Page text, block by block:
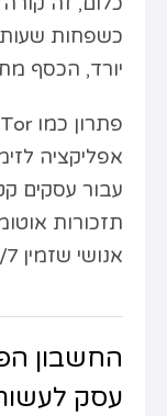
כשפחות שעות
יורד, הכסף
אפליקציה
עבור עסקים
תזכורות
אנושי שזמין 24/7.
החשבון
עסק